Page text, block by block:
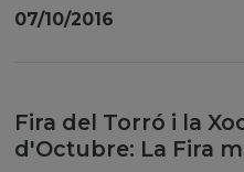
07/10/2016
Fira del Torró i la
d'Octubre: La Fira